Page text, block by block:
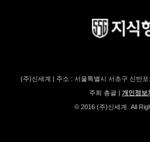
(주)신세계 | 주소 : 서울특별시 서초구 신반
주희 총괄 | 개인정보